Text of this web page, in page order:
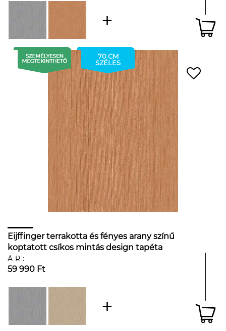
70 CM
SZÉLES
Eijffinger terrakotta és fényes arany színű
koptatott csíkos mintás design tapéta
ÁR:
59 990 Ft